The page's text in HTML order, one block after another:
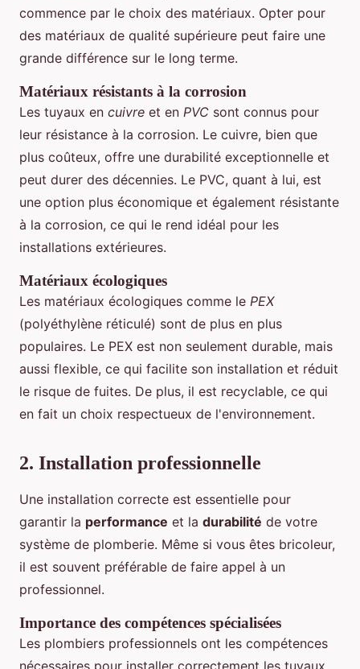
commence par le choix des matériaux. Opter pour
des matériaux de qualité supérieure peut faire une
grande différence sur le long terme.
Matériaux résistants à la corrosion
Les tuyaux en cuivre et en PVC sont connus pour
leur résistance à la corrosion. Le cuivre, bien que
plus coûteux, offre une durabilité exceptionnelle et
peut durer des décennies. Le PVC, quant à lui, est
une option plus économique et également résistante
à la corrosion, ce qui le rend idéal pour les
installations extérieures.
Matériaux écologiques
Les matériaux écologiques comme le PEX
(polyéthylène réticulé) sont de plus en plus
populaires. Le PEX est non seulement durable, mais
aussi flexible, ce qui facilite son installation et réduit
le risque de fuites. De plus, il est recyclable, ce qui
en fait un choix respectueux de l'environnement.
2. Installation professionnelle
Une installation correcte est essentielle pour
garantir la performance et la durabilité de votre
système de plomberie. Même si vous êtes bricoleur,
il est souvent préférable de faire appel à un
professionnel.
Importance des compétences spécialisées
Les plombiers professionnels ont les compétences